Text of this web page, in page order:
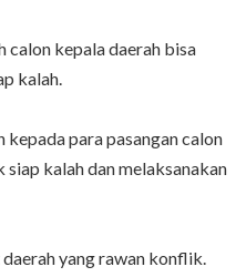
calon kepala daerah bisa
kalah.
kepada para pasangan calon
siap kalah dan melaksanakan
yang rawan konflik.